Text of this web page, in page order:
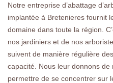
Notre entreprise d’abattage
implantée à Bretenieres fournit
domaine dans toute la région.
nos jardiniers et de nos
suivent de manière régulière
capacité. Nous leur donnons
permettre de se concentrer sur